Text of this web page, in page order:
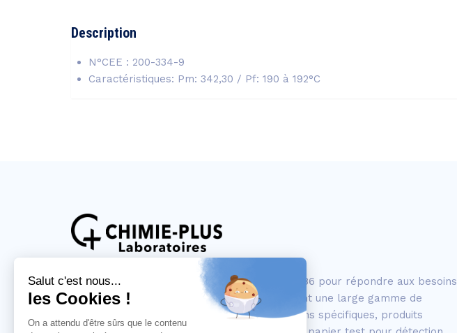
Description
N°CEE : 200-334-9
Caractéristiques: Pm: 342,30 / Pf: 190 à 192°C
CHIMIE PLUS Laboratoires a été créée en 1986 pour répondre aux besoins
de l’industrie et des laboratoires en proposant une large gamme de
solutions titrées, solutions tampon, fabrications spécifiques, produits